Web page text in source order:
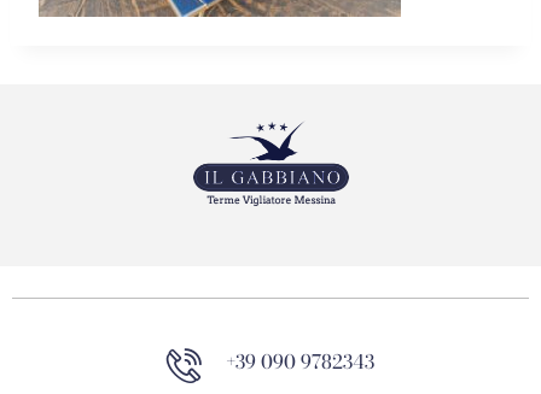
+39 090 9782343